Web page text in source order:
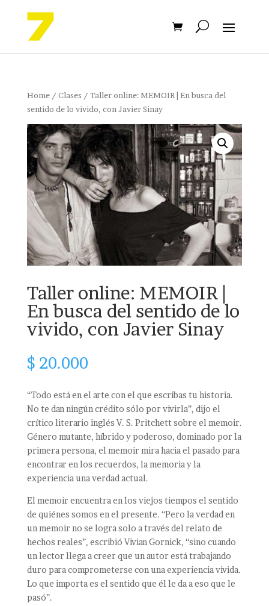
Home/ Clases / Taller online: MEMOIR | En busca del
sentido de lo vivido, con Javier Sinay
Taller online: MEMOIR |
En busca del sentido de lo
vivido, con Javier Sinay
$ 20.000
“Todo está en el arte con el que escribas tu historia.
No te dan ningún crédito sólo por vivirla”, dijo el
crítico literario inglés V. S. Pritchett sobre el memoir.
Género mutante, híbrido y poderoso, dominado por la
primera persona, el memoir mira hacia el pasado para
encontrar en los recuerdos, la memoria y la
experiencia una verdad actual.
El memoir encuentra en los viejos tiempos el sentido
de quiénes somos en el presente. “Pero la verdad en
un memoir no se logra solo a través del relato de
hechos reales”, escribió Vivian Gornick, “sino cuando
un lector llega a creer que un autor está trabajando
duro para comprometerse con una experiencia vivida.
Lo que importa es el sentido que él le da a eso que le
pasó”.